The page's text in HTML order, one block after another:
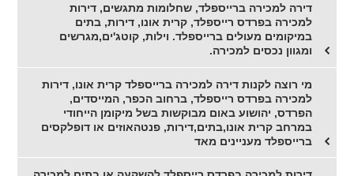
דירה למכירה ברייספלד, שחלומות מתגשים, דירות
למכירה בפרדס רייספלד, קרית אונו, דירות, בתים
במיקומים מעולים ברייספלד. וילות, קוטג'ים,מגרשים
ומגוון נכסים למכירה.
מי רוצה לקנות דירה למכירה ברייספלד קרית אונו, דירות
למכירה בפרדס רייספלד, ברחוב הכפר, המייסדים,
הפרדס, יהושוע באום מבוקשות בשל מיקומן הייחודי
במרחב קרית אונו,בתים,דירות, פנטהאוזים או דופלקסים
ברייספלד מעניינים מאד